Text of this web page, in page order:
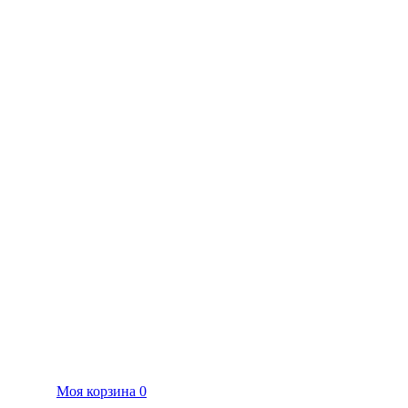
Моя корзина 0